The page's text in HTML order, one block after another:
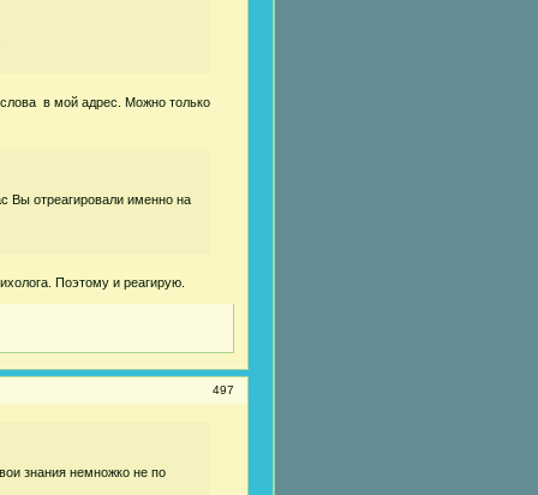
в мой адрес. Можно только
Вы отреагировали именно на
Поэтому и реагирую.
497
знания немножко не по